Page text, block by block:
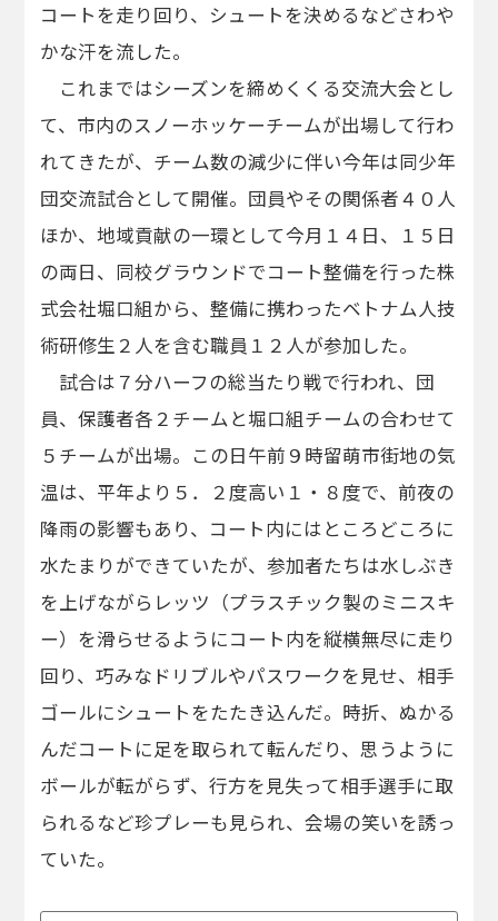
コートを走り回り、シュートを決めるなどさわや
かな汗を流した。
これまではシーズンを締めくくる交流大会とし
て、市内のスノーホッケーチームが出場して行わ
れてきたが、チーム数の減少に伴い今年は同少年
団交流試合として開催。団員やその関係者４０人
ほか、地域貢献の一環として今月１４日、１５日
の両日、同校グラウンドでコート整備を行った株
式会社堀口組から、整備に携わったベトナム人技
術研修生２人を含む職員１２人が参加した。
試合は７分ハーフの総当たり戦で行われ、団
員、保護者各２チームと堀口組チームの合わせて
５チームが出場。この日午前９時留萌市街地の気
温は、平年より５．２度高い１・８度で、前夜の
降雨の影響もあり、コート内にはところどころに
水たまりができていたが、参加者たちは水しぶき
を上げながらレッツ（プラスチック製のミニスキ
ー）を滑らせるようにコート内を縦横無尽に走り
回り、巧みなドリブルやパスワークを見せ、相手
ゴールにシュートをたたき込んだ。時折、ぬかる
んだコートに足を取られて転んだり、思うように
ボールが転がらず、行方を見失って相手選手に取
られるなど珍プレーも見られ、会場の笑いを誘っ
ていた。